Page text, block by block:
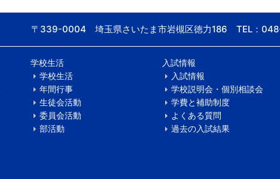
〒339-0004 埼玉県さいたま市岩槻区徳力186 TEL：
学校生活
学校生活
年間行事
生徒会活動
委員会活動
部活動
入試情報
入試情報
学校説明会・個別相談会
学費と補助制度
よくある質問
過去の入試結果